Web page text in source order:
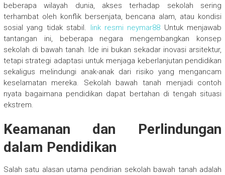
beberapa wilayah dunia, akses terhadap sekolah sering
terhambat oleh konflik bersenjata, bencana alam, atau kondisi
sosial yang tidak stabil. link resmi neymar88 Untuk menjawab
tantangan ini, beberapa negara mengembangkan konsep
sekolah di bawah tanah. Ide ini bukan sekadar inovasi arsitektur,
tetapi strategi adaptasi untuk menjaga keberlanjutan pendidikan
sekaligus melindungi anak-anak dari risiko yang mengancam
keselamatan mereka. Sekolah bawah tanah menjadi contoh
nyata bagaimana pendidikan dapat bertahan di tengah situasi
ekstrem.
Keamanan dan Perlindungan
dalam Pendidikan
Salah satu alasan utama pendirian sekolah bawah tanah adalah